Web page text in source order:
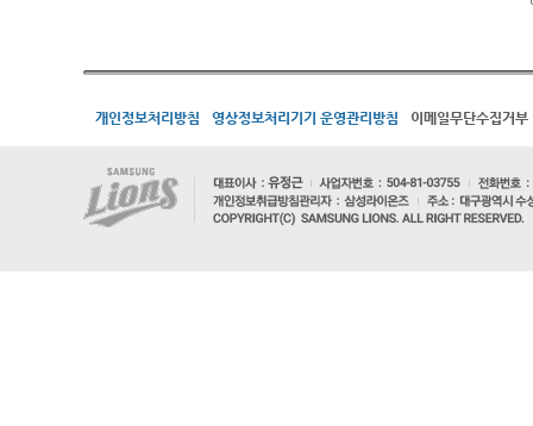
개인정보처리방침 영상정보처리기기 운영관리방침 이메일무단수집거부